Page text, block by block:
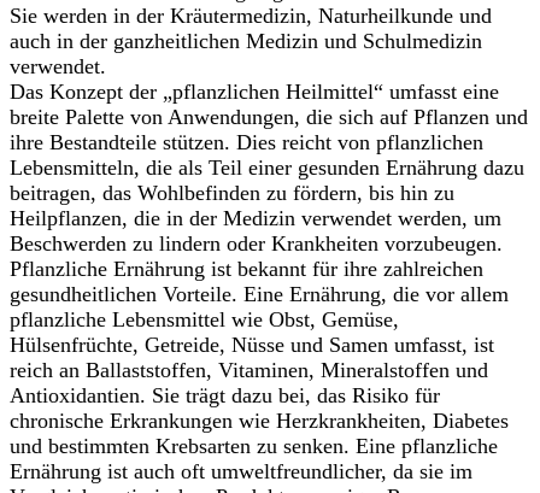
Sie werden in der Kräutermedizin, Naturheilkunde und
auch in der ganzheitlichen Medizin und Schulmedizin
verwendet.
Das Konzept der „pflanzlichen Heilmittel“ umfasst eine
breite Palette von Anwendungen, die sich auf Pflanzen und
ihre Bestandteile stützen. Dies reicht von pflanzlichen
Lebensmitteln, die als Teil einer gesunden Ernährung dazu
beitragen, das Wohlbefinden zu fördern, bis hin zu
Heilpflanzen, die in der Medizin verwendet werden, um
Beschwerden zu lindern oder Krankheiten vorzubeugen.
Pflanzliche Ernährung ist bekannt für ihre zahlreichen
gesundheitlichen Vorteile. Eine Ernährung, die vor allem
pflanzliche Lebensmittel wie Obst, Gemüse,
Hülsenfrüchte, Getreide, Nüsse und Samen umfasst, ist
reich an Ballaststoffen, Vitaminen, Mineralstoffen und
Antioxidantien. Sie trägt dazu bei, das Risiko für
chronische Erkrankungen wie Herzkrankheiten, Diabetes
und bestimmten Krebsarten zu senken. Eine pflanzliche
Ernährung ist auch oft umweltfreundlicher, da sie im